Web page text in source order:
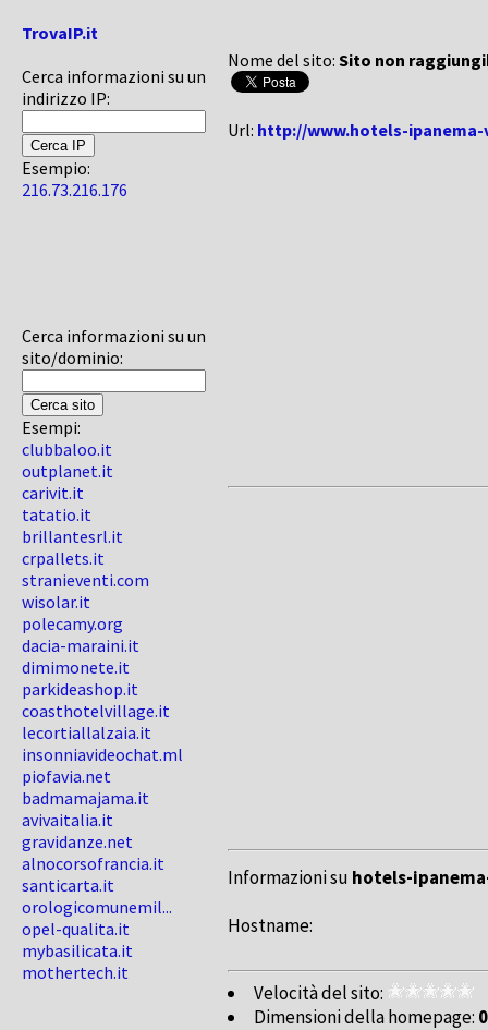
TrovaIP.it
Cerca informazioni su un
indirizzo IP:
Esempio:
216.73.216.176
Cerca informazioni su un
sito/dominio:
Esempi:
clubbaloo.it
outplanet.it
carivit.it
tatatio.it
brillantesrl.it
crpallets.it
stranieventi.com
wisolar.it
polecamy.org
dacia-maraini.it
dimimonete.it
parkideashop.it
coasthotelvillage.it
lecortiallalzaia.it
insonniavideochat.ml
piofavia.net
badmamajama.it
avivaitalia.it
gravidanze.net
alnocorsofrancia.it
santicarta.it
orologicomunemil...
opel-qualita.it
mybasilicata.it
mothertech.it
Nome del sito: Sito non
Url: http://www.hotels-
Informazioni su hotels-
Hostname:
Velocità del sito:
Dimensioni della homepage: 0